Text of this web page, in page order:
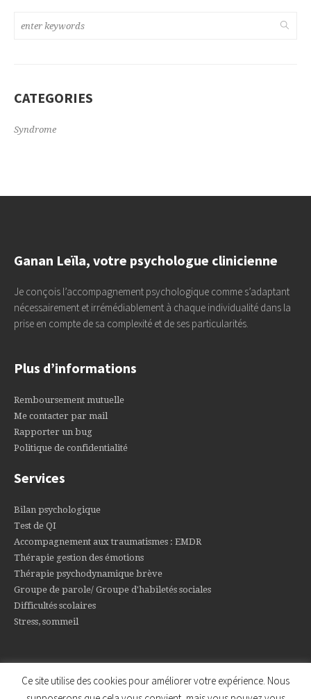
CATEGORIES
Syndrome
Ganan Leïla, votre psychologue clinicienne
Je conçois l’accompagnement psychologique comme s’adaptant
nécessairement et irrémédiablement à chaque individualité dans la
prise en compte de sa complexité et de ses particularités.
Plus d’informations
Remboursement mutuelle
Me contacter par mail
Rapporter un bug
Politique de confidentialité
Services
Bilan psychologique
Test de QI
Accompagnement aux traumatismes : EMDR
Thérapie gestion des émotions
Thérapie psychodynamique brève
Groupe de parole/ Groupe d'habiletés sociales
Difficultés scolaires
Stress, sommeil
Ce site utilise des cookies pour améliorer votre expérience. Nous